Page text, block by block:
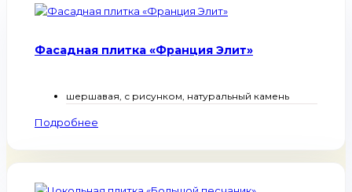
Фасадная плитка «Франция Элит»
шершавая, с рисунком, натуральный камень
Подробнее